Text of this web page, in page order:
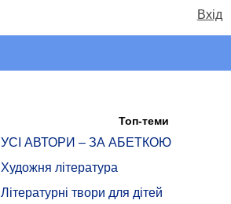
Вхід
Топ-теми
УСІ АВТОРИ – ЗА АБЕТКОЮ
Художня література
Літературні твори для дітей